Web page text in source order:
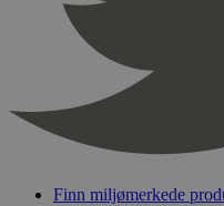
Finn miljømerkede